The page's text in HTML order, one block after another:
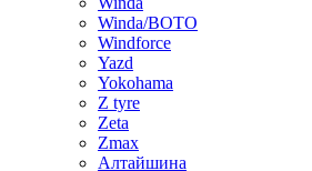
Winda/BOTO
Windforce
Yazd
Yokohama
Z tyre
Zeta
Zmax
Алтайшина